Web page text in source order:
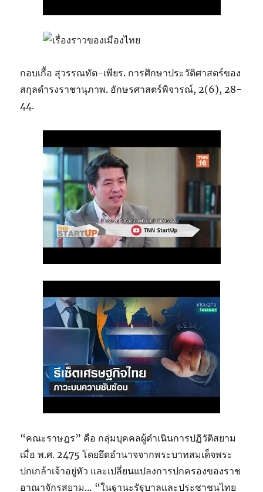
กอบเกื้อ สุวรรณทัต-เพียร. การศึกษาประวัติศาสตร์ของ
สกุลดำรงราชานุภาพ. อักษรศาสตร์พิจารณ์, 2(6), 28-
44.
“คณะราษฎร” คือ กลุ่มบุคคลผู้ดำเนินการปฏิวัติสยาม
เมื่อ พ.ศ. 2475 โดยยึดอำนาจจากพระบาทสมเด็จพระ
ปกเกล้าเจ้าอยู่หัว และเปลี่ยนแปลงการปกครองของราช
อาณาจักรสยาม… “ในฐานะรัฐบาลและประชาชนไทย